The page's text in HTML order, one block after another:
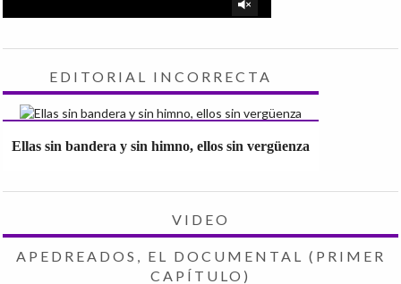
EDITORIAL INCORRECTA
Ellas sin bandera y sin himno, ellos sin vergüenza
VIDEO
APEDREADOS, EL DOCUMENTAL (PRIMER
CAPÍTULO)